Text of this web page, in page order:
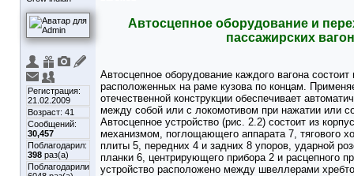
Регистрация:
21.02.2009
Возраст: 41
Сообщений:
30,457
Поблагодарил:
398 раз(а)
Поблагодарили
Автосцепное оборудование и
пассажирских
Автосцепное оборудование каждого вагона
расположенных на раме кузова по концам.
отечественной конструкции обеспечивает
между собой или с локомотивом при нажатии или
Автосцепное устройство (рис. 2.2) состоит из
механизмом, поглощающего аппарата 7, тягового
плиты 5, передних 4 и задних 8 упоров, ударной
планки 6, центрирующего прибора 2 и расцепного
устройство расположено между швеллерами